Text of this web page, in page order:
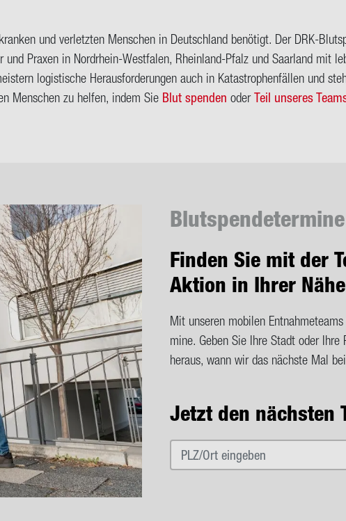
und ver­letz­ten Men­schen in Deutsch­land be­nö­tigt. Der DRK-​
und Pra­xen in Nordrhein-​Westfalen, Rheinland-​Pfalz und Saar­land mit
lo­gis­ti­sche Her­aus­for­de­run­gen auch in Ka­ta­stro­phen­fäl­len und
Men­schen zu hel­fen, indem Sie Blut spen­den oderTeil un­se­res
Fin­den Sie mit der
Aktion in Ihrer
Mit un­se­ren mo­bi­len
mi­ne. Geben Sie Ihre Stadt oder
her­aus, wann wir das nächs­te Mal
Jetzt den nächs­ten